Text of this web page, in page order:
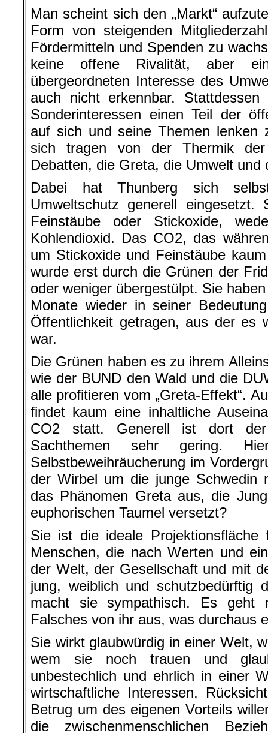
Man scheint sich den „Markt“
Form von steigenden
Fördermitteln und Spenden zu
keine offene Rivalität, aber
übergeordneten Interesse des
auch nicht erkennbar.
Sonderinteressen einen Teil der
auf sich und seine Themen lenken
sich tragen von der Thermik
Debatten, die Greta, die Umwelt
Dabei hat Thunberg sich
Umweltschutz generell
Feinstäube oder Stickoxide,
Kohlendioxid. Das CO2, das
um Stickoxide und Feinstäube
wurde erst durch die Grünen der
oder weniger übergestülpt. Sie
Monate wieder in seiner
Öffentlichkeit getragen, aus der es
war.
Die Grünen haben es zu ihrem
wie der BUND den Wald und die
alle profitieren vom „Greta-Effekt“.
findet kaum eine inhaltliche
CO2 statt. Generell ist dort
Sachthemen sehr gering.
Selbstbeweihräucherung im
der Wirbel um die junge Schwedin
das Phänomen Greta aus, die
euphorischen Taumel versetzt?
Sie ist die ideale Projektionsfläche
Menschen, die nach Werten und
der Welt, der Gesellschaft und mit
jung, weiblich und schutzbedürftig
macht sie sympathisch. Es geht
Falsches von ihr aus, was durchaus
Sie wirkt glaubwürdig in einer Welt,
wem sie noch trauen und
unbestechlich und ehrlich in einer
wirtschaftliche Interessen,
Betrug um des eigenen Vorteils
die zwischenmenschlichen